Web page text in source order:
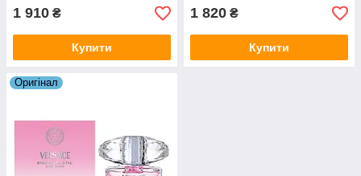
1 910 ₴
Купити
1 820 ₴
Купити
Оригiнал